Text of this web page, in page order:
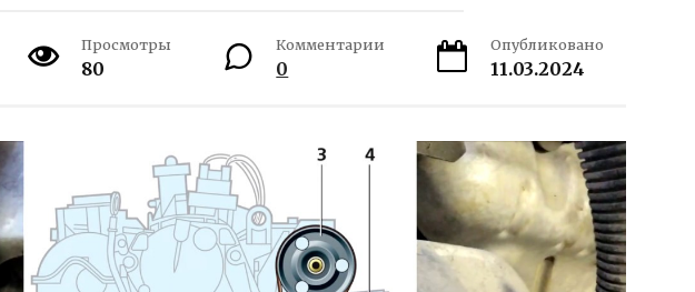
Просмотры
80
Комментарии
0
Опубликовано
11.03.2024